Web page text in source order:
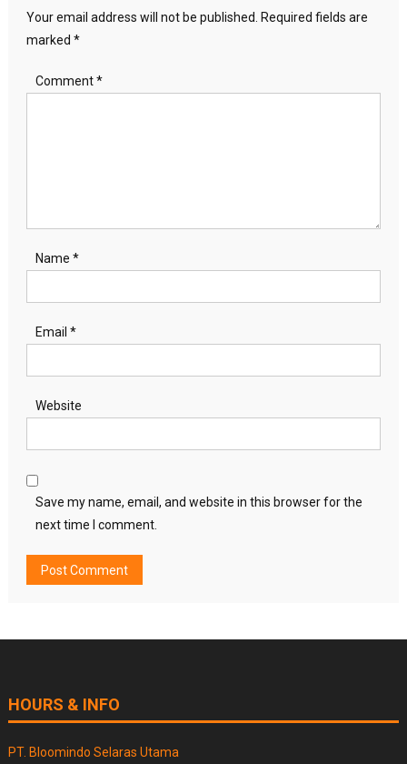
Your email address will not be published. Required fields are
marked *
Comment*
Name *
Email *
Website
Save my name, email, and website in this browser for the
next time I comment.
HOURS & INFO
PT. Bloomindo Selaras Utama